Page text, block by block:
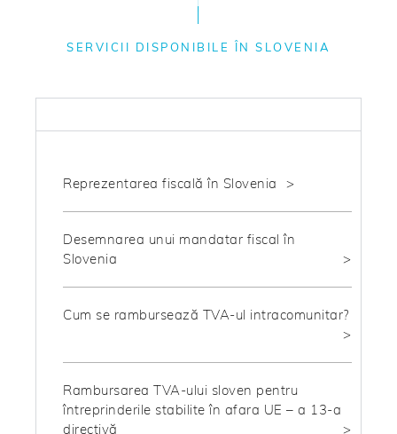
SERVICII DISPONIBILE ÎN SLOVENIA
Reprezentarea fiscală în Slovenia
Desemnarea unui mandatar fiscal în
Slovenia
Cum se rambursează TVA-ul intracomunitar?
Rambursarea TVA-ului sloven pentru
întreprinderile stabilite în afara UE – a 13-a
directivă